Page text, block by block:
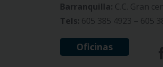
Barranquilla: C.C. Gran
Tels: 605 385 4923 – 605
Oficinas